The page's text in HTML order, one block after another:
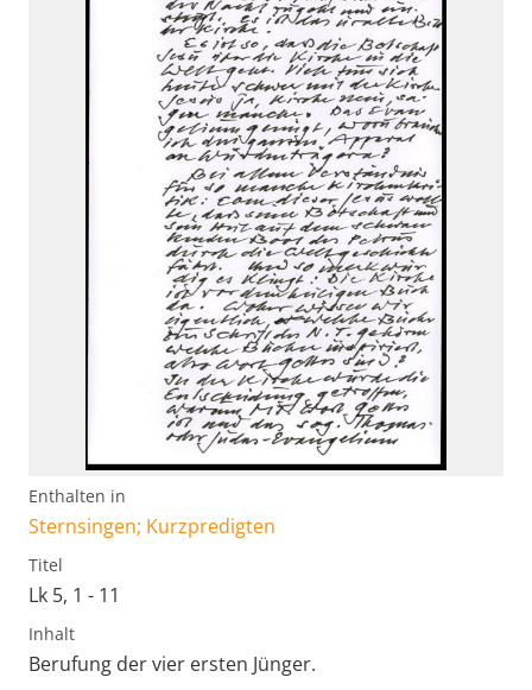
Enthalten in
Sternsingen; Kurzpredigten
Titel
Lk 5, 1 - 11
Inhalt
Berufung der vier ersten Jünger.